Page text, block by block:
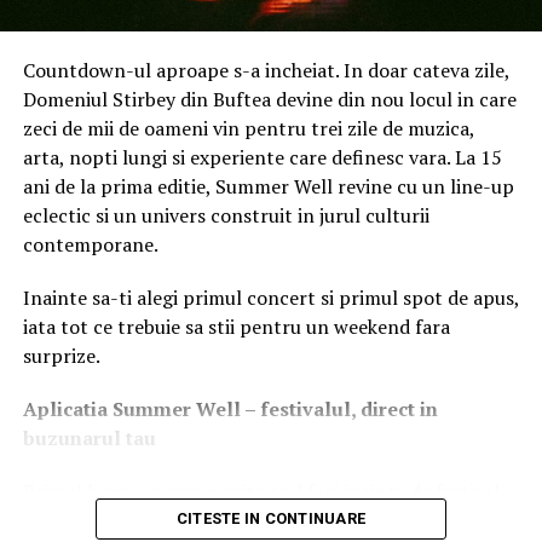
Lipsa top coat-ului sau un top coat aplicat
greșit.Ultimul strat transparent este cel care
protejează culoarea. Fără el, manichiura se uzează
rapid.
Pregătirea unghiei — baza
oricărei manichiuri durabile
Profesioniștii petrec mai mult timp pe pregătire decât
suprafață curată, uscată și corect pregătită înseamnă
zile în plus de durabilitate.
Curățarea și degresarea
curățare fără acetonă dacă unghiile sunt fragile, sau cu
acetonă pentru o degresare mai profundă. Dacă ai
Countdown-ul aproape s-a incheiat. In doar cateva zile,
Domeniul Stirbey din Buftea devine din nou locul in care
zeci de mii de oameni vin pentru trei zile de muzica,
arta, nopti lungi si experiente care definesc vara. La 15
ani de la prima editie, Summer Well revine cu un line-up
eclectic si un univers construit in jurul culturii
contemporane.
Inainte sa-ti alegi primul concert si primul spot de apus,
iata tot ce trebuie sa stii pentru un weekend fara
surprize.
Aplicatia Summer Well– festivalul, direct in
buzunarul tau
este sa descarci aplicatia Summer Well, disponibila in
CITESTE IN CONTINUARE